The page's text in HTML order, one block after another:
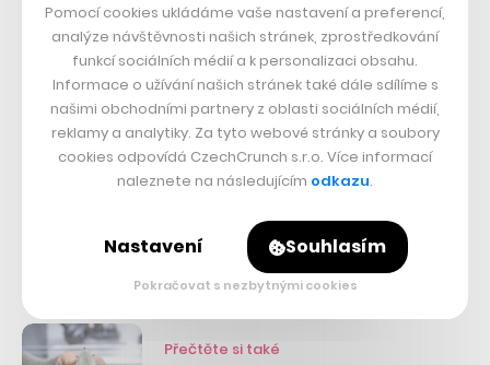
V Brně první půlhodinu jízdy zdarma do konce dubna
zasponzoruje fintechový startup Roger a společnost
GRiT, v Praze se taktéž do konce dubna s Nextbikem
spojila společnost ISIC, v Olomouci minimálně do 21.
dubna sponzoruje 30 minut jízdy Galerie Šantovka a v
díky spolupráci s městem, a to minimálně do 18.
Přečtěte si také
Pomocí cookies ukládáme vaše nastavení a preferencí,
analýze návštěvnosti našich stránek, zprostředkování
funkcí sociálních médií a k personalizaci obsahu.
Informace o užívání našich stránek také dále sdílíme s
našimi obchodními partnery z oblasti sociálních médií,
reklamy a analytiky. Za tyto webové stránky a soubory
cookies odpovídá CzechCrunch s.r.o. Více informací
naleznete na následujícím odkazu.
Nastavení Souhlasím
Pokračovat s nezbytnými cookies